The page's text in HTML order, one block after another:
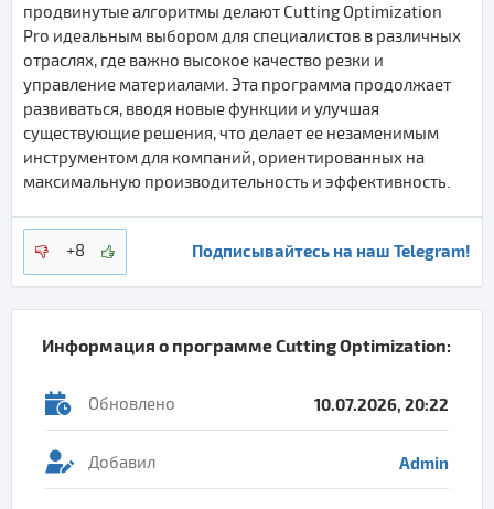
продвинутые алгоритмы делают Cutting Optimization
Pro идеальным выбором для специалистов в различных
отраслях, где важно высокое качество резки и
управление материалами. Эта программа продолжает
развиваться, вводя новые функции и улучшая
существующие решения, что делает ее незаменимым
инструментом для компаний, ориентированных на
максимальную производительность и эффективность.
+8 Подписывайтесь на наш Telegram!
Информация о программеCutting Optimization:
Обновлено 10.07.2026, 20:22
Добавил Admin